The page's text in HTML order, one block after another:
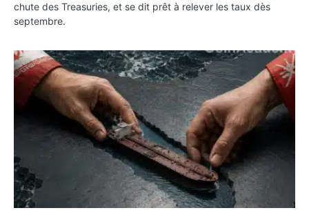
chute des Treasuries, et se dit prêt à relever les taux dès
septembre.
Ormuz : l’Iran annonce un accord avec Oman sur une